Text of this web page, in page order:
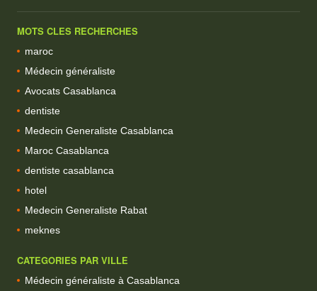
MOTS CLES RECHERCHES
maroc
Médecin généraliste
Avocats Casablanca
dentiste
Medecin Generaliste Casablanca
Maroc Casablanca
dentiste casablanca
hotel
Medecin Generaliste Rabat
meknes
CATEGORIES PAR VILLE
Médecin généraliste à Casablanca